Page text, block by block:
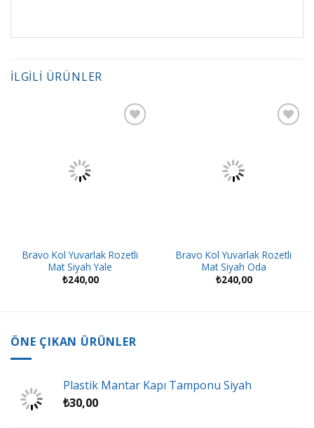
İLGILI ÜRÜNLER
Bravo Kol Yuvarlak Rozetli
Mat Siyah Yale
₺240,00
Bravo Kol Yuvarlak Rozetli
Mat Siyah Oda
₺240,00
ÖNE ÇIKAN ÜRÜNLER
Plastik Mantar Kapı Tamponu Siyah
₺30,00